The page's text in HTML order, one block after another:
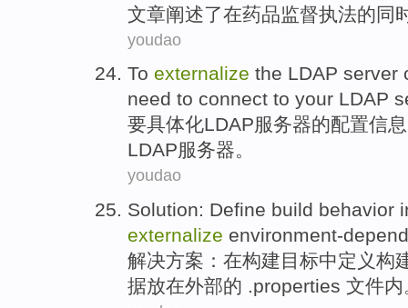
文章阐述了在药品监督执法的同
youdao
To externalize the LDAP server
need to connect to your LDAP
要具体化LDAP服务器的配置信息
LDAP服务器。
youdao
Solution: Define build behavior
externalize environment-
解决方案 ： 在构建目标中定义构
据放在外部的 .properties 文件内